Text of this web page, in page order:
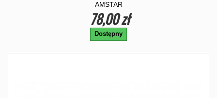
AMSTAR
78,00 zł
Dostępny